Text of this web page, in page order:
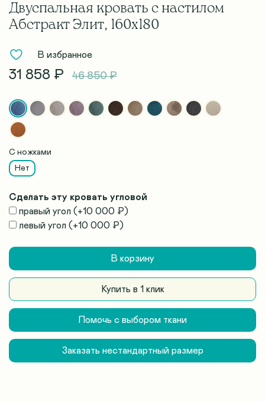
Двуспальная кровать с настилом
Абстракт Элит, 160х180
В избранное
31 858 ₽ 46 850 ₽
С ножками
Нет
Сделать эту кровать угловой
правый угол (+10 000 ₽)
левый угол (+10 000 ₽)
В корзину
Купить в 1 клик
Помочь с выбором ткани
Заказать нестандартный размер